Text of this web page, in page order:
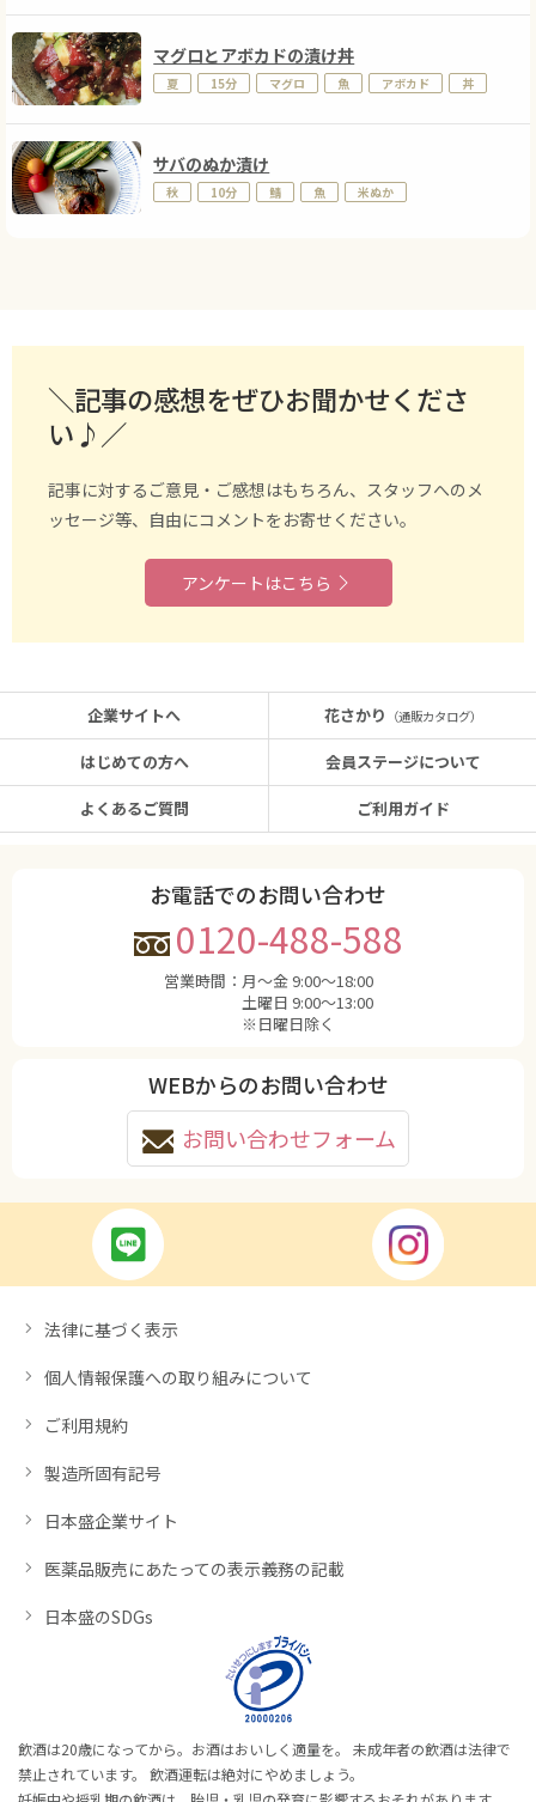
マグロとアボカドの漬け丼
夏 15分 マグロ 魚 アボカド 丼
サバのぬか漬け
秋 10分 鯖 魚 米ぬか
＼記事の感想をぜひお聞かせくださ
い♪／
記事に対するご意見・ご感想はもちろん、スタッフへのメ
ッセージ等、自由にコメントをお寄せください。
アンケートはこちら
企業サイトへ
はじめての方へ
よくあるご質問
花さかり （通販カタログ）
会員ステージについて
ご利用ガイド
お電話でのお問い合わせ
0120-488-588
営業時間： 月〜金 9:00〜18:00
土曜日 9:00〜13:00
※日曜日除く
WEBからのお問い合わせ
お問い合わせフォーム
法律に基づく表示
個人情報保護への取り組みについて
ご利用規約
製造所固有記号
日本盛企業サイト
医薬品販売にあたっての表示義務の記載
日本盛のSDGs
飲酒は20歳になってから。お酒はおいしく適量を。 未成年者の飲酒は法律で
禁止されています。 飲酒運転は絶対にやめましょう。